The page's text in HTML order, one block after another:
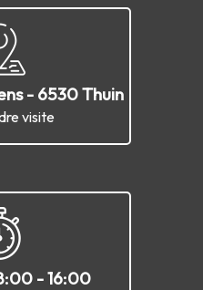
- 6530 Thuin
visite
- 16:00